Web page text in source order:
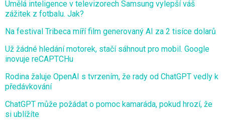
Umělá inteligence v televizorech Samsung vylepší váš
zážitek z fotbalu. Jak?
Na festival Tribeca míří film generovaný AI za 2 tisíce dolarů
Už žádné hledání motorek, stačí sáhnout pro mobil. Google
inovuje reCAPTCHu
Rodina žaluje OpenAI s tvrzením, že rady od ChatGPT vedly k
předávkování
ChatGPT může požádat o pomoc kamaráda, pokud hrozí, že
si ublížíte